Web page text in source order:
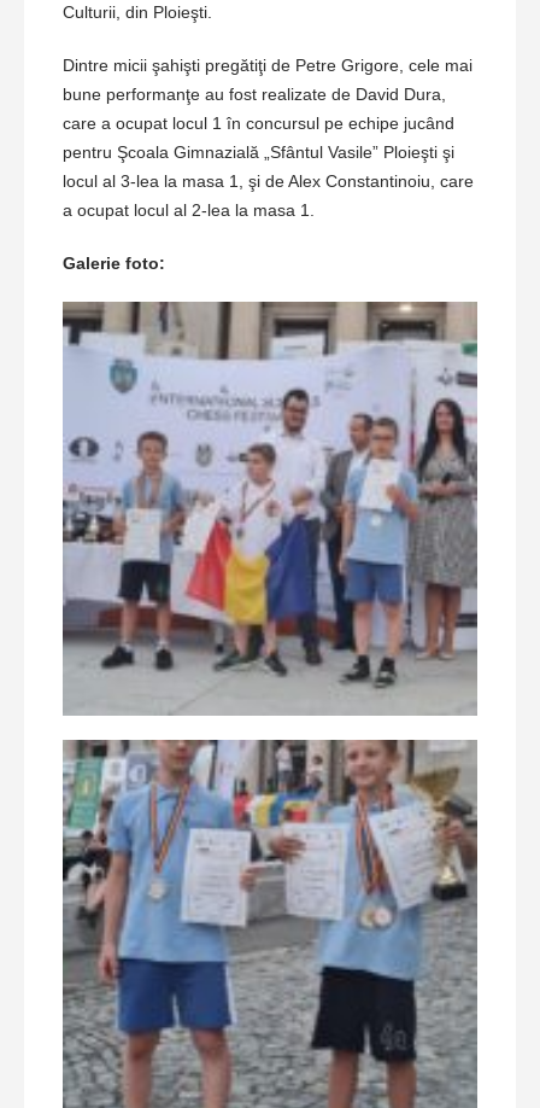
Culturii, din Ploieşti.
Dintre micii şahişti pregătiţi de Petre Grigore, cele mai
bune performanţe au fost realizate de David Dura,
care a ocupat locul 1 în concursul pe echipe jucând
pentru Şcoala Gimnazială „Sfântul Vasile” Ploieşti şi
locul al 3-lea la masa 1, şi de Alex Constantinoiu, care
a ocupat locul al 2-lea la masa 1.
Galerie foto: